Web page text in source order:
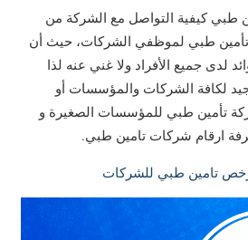
طبي كيفية التواصل مع الشركة من
طبي لموظفي الشركات، حيث أن
لدى جميع الأفراد ولا غني عنه لذا
لكافة الشركات والمؤسسات أو
تأمين طبي للمؤسسات الصغيرة و
ارقام شركات تامين طبي.
تامين طبي للشركات